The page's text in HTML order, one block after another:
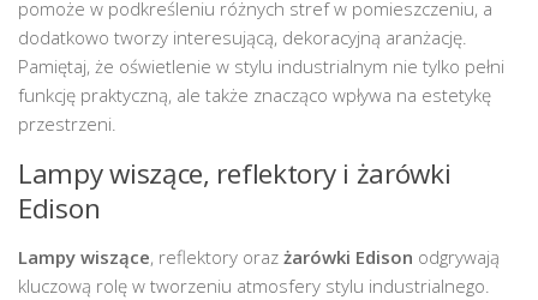
pomoże w podkreśleniu różnych stref w pomieszczeniu, a
dodatkowo tworzy interesującą, dekoracyjną aranżację.
Pamiętaj, że oświetlenie w stylu industrialnym nie tylko pełni
funkcję praktyczną, ale także znacząco wpływa na estetykę
przestrzeni.
Lampy wiszące, reflektory i żarówki
Edison
Lampy wiszące, reflektory oraz żarówki Edison odgrywają
kluczową rolę w tworzeniu atmosfery stylu industrialnego.